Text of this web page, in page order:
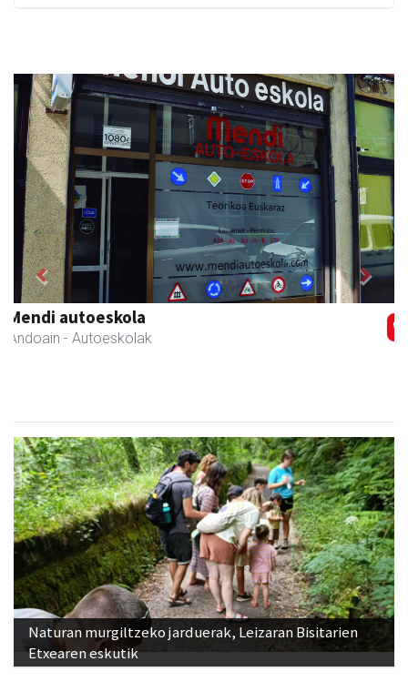
Hiru Jatetxea
Andoain - Tabernak
Previous Next
Naturan murgiltzeko jarduerak, Leizaran Bisitarien
Etxearen eskutik